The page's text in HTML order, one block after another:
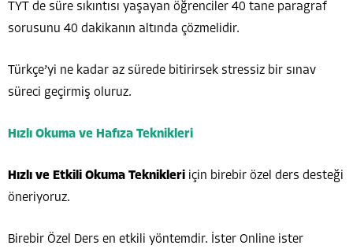
TYT de süre sıkıntısı yaşayan öğrenciler 40 tane paragraf
sorusunu 40 dakikanın altında çözmelidir.
Türkçe’yi ne kadar az sürede bitirirsek stressiz bir sınav
süreci geçirmiş oluruz.
Hızlı Okuma ve Hafıza Teknikleri
Hızlı ve Etkili Okuma Teknikleri için birebir özel ders desteği
öneriyoruz.
Birebir Özel Ders en etkili yöntemdir. İster Online ister